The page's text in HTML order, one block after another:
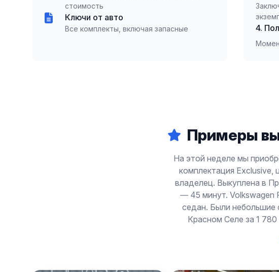
стоимость
Ключи от авто
Все комплекты, включая запасные 4.
Примеры
На этой неделе мы
комплектация
владелец. Выкуплена в
— 45 минут. Volkswagen
седан. Были небольшие
Красном Селе за 1